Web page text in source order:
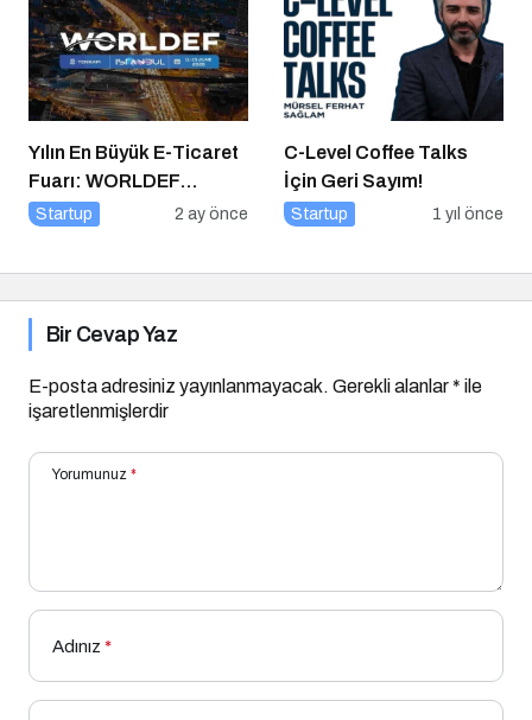
Yılın En Büyük E-Ticaret
Fuarı: WORLDEF
Istanbul 2026
Startup 2 ay önce
C-Level Coffee Talks
İçin Geri Sayım!
Startup 1 yıl önce
Bir Cevap Yaz
E-posta adresiniz yayınlanmayacak. Gerekli alanlar* ile
işaretlenmişlerdir
Yorumunuz *
Adınız *